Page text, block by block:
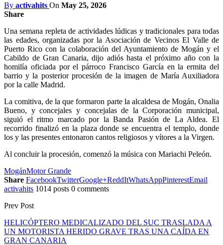
By activahits On May 25, 2026
Share
Una semana repleta de actividades lúdicas y tradicionales para todas
las edades, organizadas por la Asociación de Vecinos El Valle de
Puerto Rico con la colaboración del Ayuntamiento de Mogán y el
Cabildo de Gran Canaria, dijo adiós hasta el próximo año con la
homilía oficiada por el párroco Francisco García en la ermita del
barrio y la posterior procesión de la imagen de María Auxiliadora
por la calle Madrid.
La comitiva, de la que formaron parte la alcaldesa de Mogán, Onalia
Bueno, y concejales y concejalas de la Corporación municipal,
siguió el ritmo marcado por la Banda Pasión de La Aldea. El
recorrido finalizó en la plaza donde se encuentra el templo, donde
los y las presentes entonaron cantos religiosos y vítores a la Virgen.
Al concluir la procesión, comenzó la música con Mariachi Peleón.
MogánMotor Grande
Share FacebookTwitterGoogle+ReddItWhatsAppPinterestEmail
activahits 1014 posts 0 comments
Prev Post
HELICÓPTERO MEDICALIZADO DEL SUC TRASLADA A
UN MOTORISTA HERIDO GRAVE TRAS UNA CAÍDA EN
GRAN CANARIA